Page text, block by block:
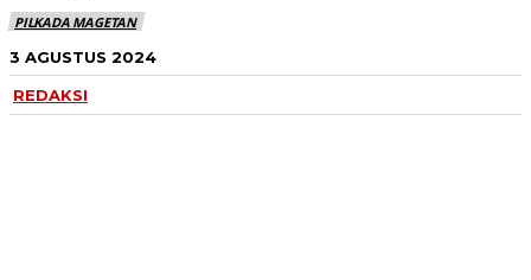
PILKADA MAGETAN
3 AGUSTUS 2024
REDAKSI